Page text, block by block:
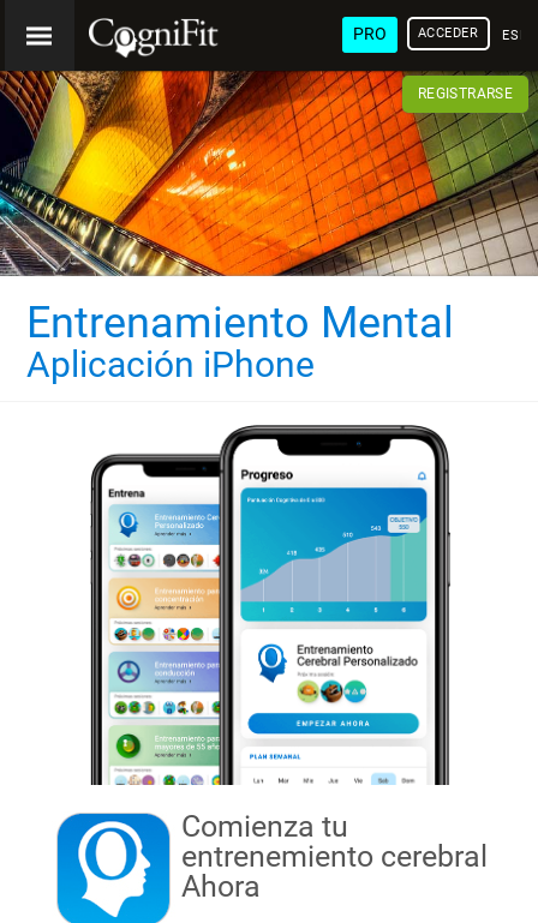
PRO ACCEDER
REGISTRARSE
Entrenamiento Mental
Aplicación iPhone
Comienza tu
entrenemiento cerebral
Ahora